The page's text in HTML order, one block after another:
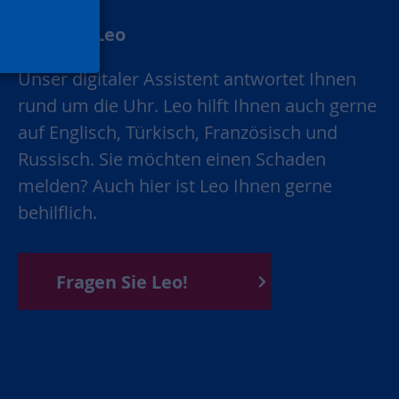
Chatbot Leo
Unser digitaler Assistent antwortet Ihnen
rund um die Uhr. Leo hilft Ihnen auch gerne
auf Englisch, Türkisch, Französisch und
Russisch. Sie möchten einen Schaden
melden? Auch hier ist Leo Ihnen gerne
behilflich.
Fragen Sie Leo!